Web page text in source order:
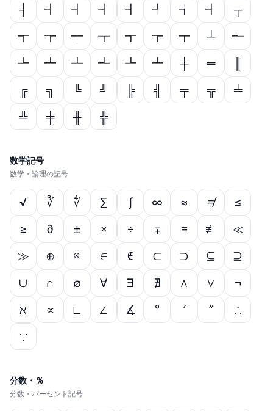
┤
┥ ┦ ┧ ┨ ┩ ┪ ┫
┬
┭
┮ ┯ ┰ ┱ ┲ ┳ ┴
┵
┶
┷ ┸ ┹ ┺ ┻ ┼ ═
╔
╗ ╚ ╝ ╠ ╣ ╤ ╦
╧
╩
╪ ╫ ╬
数学記号
数学・論理の記号
√ ∛ ∜ ∑ ∫ ∞ ≈ ≠
≤
≥
∂ ± × ÷ ∓ ≡ ≢
≪
≫
⊕ ⊗ ∈ ∉ ⊂ ⊃ ⊆
⊇
∪
∩ ∅ ∀ ∃ ∄ ∧ ∨
¬
ℵ
∝ ∟ ∠ ∡ ° ′ ″
∴
∵
分数・％
分数・パーセント記号